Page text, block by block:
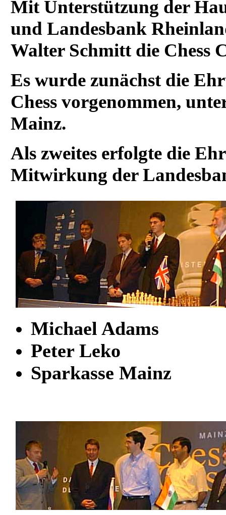
Mit Unterstützung der
und Landesbank
Walter Schmitt die Chess
Es wurde zunächst die
Chess vorgenommen,
Mainz.
Als zweites erfolgte die
Mitwirkung der
Michael Adams
Peter Leko
Sparkasse Mainz